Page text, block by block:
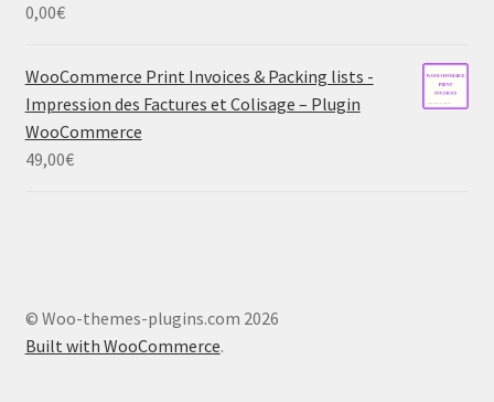
0,00€
WooCommerce Print Invoices & Packing lists -
Impression des Factures et Colisage – Plugin
WooCommerce
49,00€
© Woo-themes-plugins.com 2026
Built with WooCommerce.